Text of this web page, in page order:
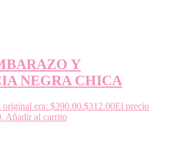
Y
NEGRA CHICA
original era: $390.00.$312.00El precio
Añadir al carrito